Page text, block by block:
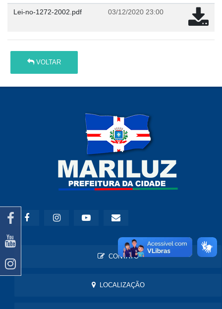
Lei-no-1272-2002.pdf 03/12/2020 23:00
VOLTAR
CONTATO
LOCALIZAÇÃO